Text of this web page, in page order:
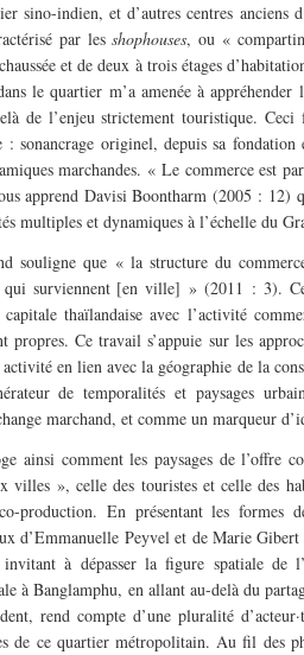
sino-indien, et d’autres centres anciens
par lesshophouses, ou «
et de deux à trois étages
le quartier m’a amenée à appréhender
de l’enjeu strictement touristique.
: sonancrage originel, depuis sa
marchandes. « Le commerce est
apprend Davisi Boontharm (2005 : 12)
multiples et dynamiques à l’échelle du
souligne que « la structure du
qui surviennent [en ville] » (2011 : 3).
thaïlandaise avec l’activité
propres. Ce travail s’appuie sur les
en lien avec la géographie de la
de temporalités et paysages
marchand, et comme un marqueur
ainsi comment les paysages de l’offre
villes », celle des touristes et celle des
production. En présentant les formes
d’Emmanuelle Peyvel et de Marie
à dépasser la figure spatiale de
à Banglamphu, en allant au-delà du
rend compte d’une pluralité
de ce quartier métropolitain. Au fil des